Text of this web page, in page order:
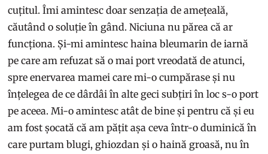
cuțitul. Îmi amintesc doar senzația de amețeală,
căutând o soluție în gând. Niciuna nu părea că ar
funcționa. Și-mi amintesc haina bleumarin de iarnă
pe care am refuzat să o mai port vreodată de atunci,
spre enervarea mamei care mi-o cumpărase și nu
înțelegea de ce dârdâi în alte geci subțiri în loc s-o port
pe aceea. Mi-o amintesc atât de bine și pentru că și eu
am fost șocată că am pățit așa ceva într-o duminică în
care purtam blugi, ghiozdan și o haină groasă, nu în